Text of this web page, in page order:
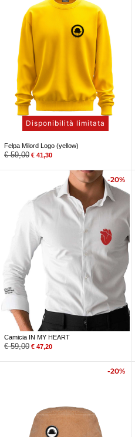
Disponibilità limitata
Felpa Milord Logo (yellow)
€59,00 € 41,30
-20%
Camicia IN MY HEART
€59,00 € 47,20
-20%